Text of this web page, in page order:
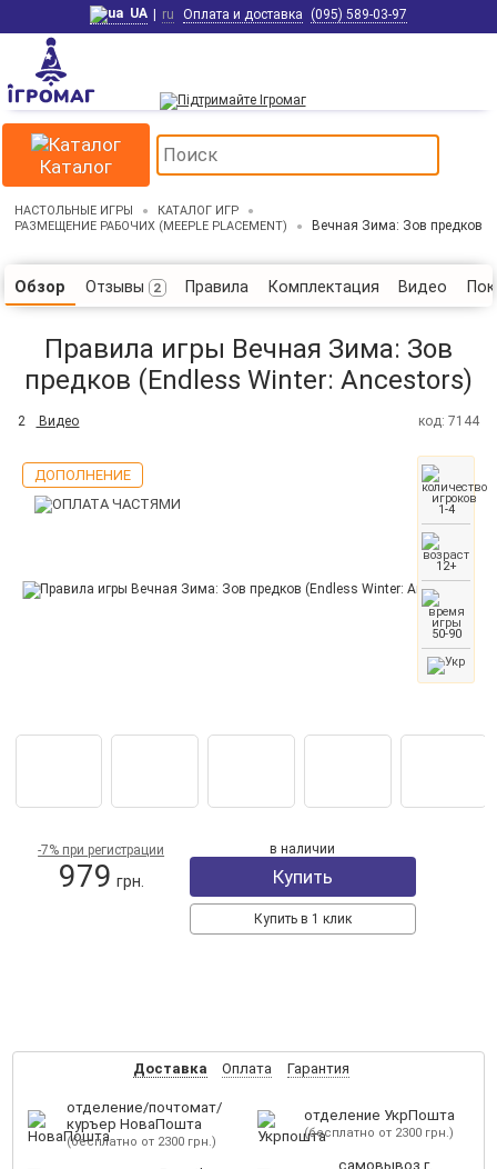
UA | ru Оплата и доставка (095) 589-03-97
Каталог
НАСТОЛЬНЫЕ ИГРЫ
КАТАЛОГ ИГР
РАЗМЕЩЕНИЕ РАБОЧИХ (MEEPLE PLACEMENT)
Вечная Зима: Зов предков
Обзор Отзывы 2 Правила Комплектация Видео
Правила игры Вечная Зима: Зов
предков (Endless Winter: Ancestors)
2 Видео код: 7144
1-4
12+
50-90
ДОПОЛНЕНИЕ
-7% при регистрации
979 грн.
в наличии
Купить
Купить в 1 клик
Доставка Оплата Гарантия
отделение/почтомат/
куръер НоваПошта
(бесплатно от 2300 грн.)
отделение УкрПошта
(бесплатно от 2300 грн.)
самовывоз г.